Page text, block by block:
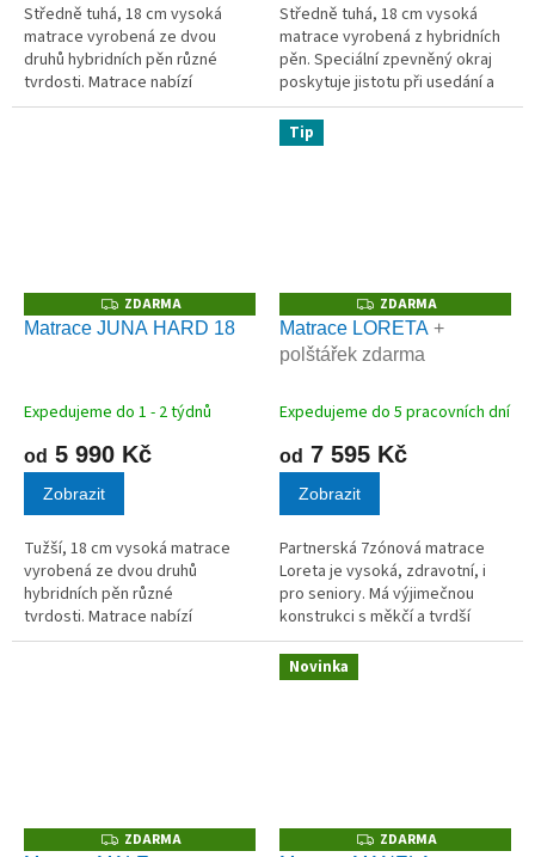
Středně tuhá, 18 cm vysoká
matrace vyrobená ze dvou
druhů hybridních pěn různé
tvrdosti. Matrace nabízí
možnost volby měkčí nebo tužší
Středně tuhá, 18 cm vysoká
matrace vyrobená z hybridních
pěn. Speciální zpevněný okraj
poskytuje jistotu při usedání a
vstávání.
Z
D
A
ZDARMA
Matrace JUNA HARD 18
Expedujeme do 1 - 2 týdnů
od 5 990 Kč
Zobrazit
Tužší, 18 cm vysoká matrace
vyrobená ze dvou druhů
hybridních pěn různé
tvrdosti. Matrace nabízí
možnost volby měkčí nebo tužší
Tip
Z
D
A
R
ZDARMA
Matrace LORETA +
polštářek zdarma
Expedujeme do 5 pracovních dní
od 7 595 Kč
Zobrazit
Partnerská 7zónová matrace
Loreta je vysoká, zdravotní, i
pro seniory. Má výjimečnou
konstrukci s měkčí a tvrdší
stranou. Tvoří ji kvalitní VISCO,
PUR a HR pěny.
ZZDARMA
Novinka
ZZDARMA